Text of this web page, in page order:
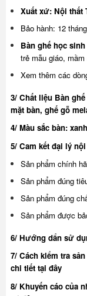
Xuất xứ: Nội thất
Bảo hành: 12
Bàn ghế học
trẻ mẫu giáo,
Xem thêm các
3/ Chất liệu Bàn
mặt bàn, ghế gỗ
4/ Màu sắc bàn:
5/ Cam kết đại lý
Sản phẩm chính
Sản phẩm đúng
Sản phẩm đúng
Sản phẩm được
6/ Hướng dẩn sử
7/ Cách kiểm tra
chi tiết tại đây
8/ Khuyến cáo của